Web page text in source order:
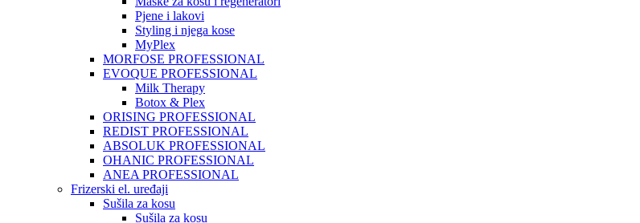
Pjene i lakovi
Styling i njega kose
MyPlex
MORFOSE PROFESSIONAL
EVOQUE PROFESSIONAL
Milk Therapy
Botox & Plex
ORISING PROFESSIONAL
REDIST PROFESSIONAL
ABSOLUK PROFESSIONAL
OHANIC PROFESSIONAL
ANEA PROFESSIONAL
Frizerski el. uređaji
Sušila za kosu
Sušila za kosu